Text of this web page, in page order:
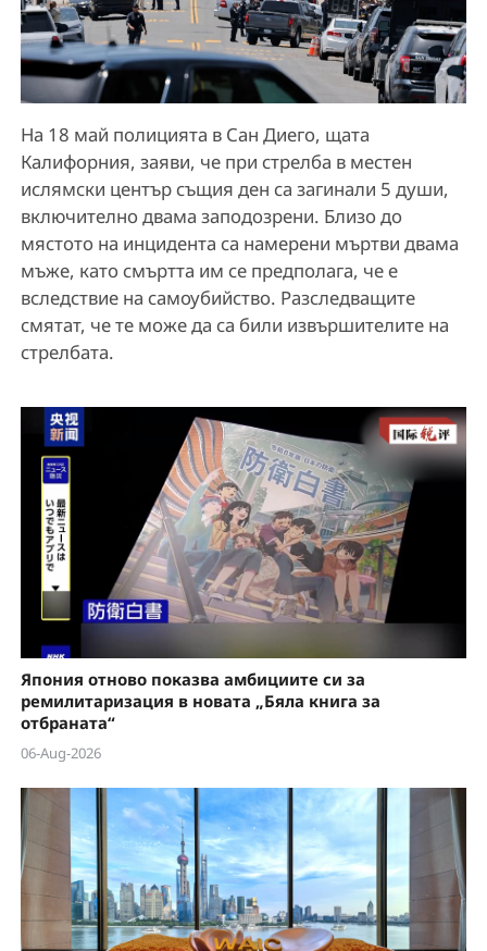
На 18 май полицията в Сан Диего, щата
Калифорния, заяви, че при стрелба в местен
ислямски център същия ден са загинали 5 души,
включително двама заподозрени. Близо до
мястото на инцидента са намерени мъртви двама
мъже, като смъртта им се предполага, че е
вследствие на самоубийство. Разследващите
смятат, че те може да са били извършителите на
стрелбата.
Япония отново показва амбициите си за
ремилитаризация в новата „Бяла книга за
отбраната“
06-Aug-2026